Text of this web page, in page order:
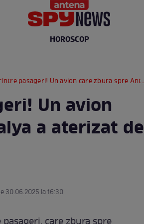
HOROSCOP
Un avion care zbura spre Antalya a aterizat de urgență la Sibiu
Un avion
a aterizat de
30.06.2025 la 16:30